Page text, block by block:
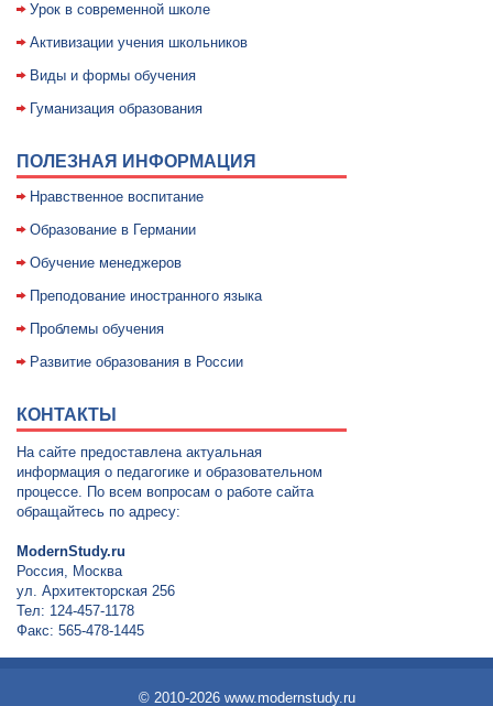
Уpок в совpеменной школе
Активизации учения школьников
Виды и формы обучения
Гуманизация образования
ПОЛЕЗНАЯ ИНФОРМАЦИЯ
Нравственное воспитание
Образование в Германии
Обучение менеджеров
Преподование иностранного языка
Проблемы обучения
Развитие образования в России
КОНТАКТЫ
На сайте предоставлена актуальная
информация о педагогике и образовательном
процессе. По всем вопросам о работе сайта
обращайтесь по адресу:
ModernStudy.ru
Россия, Москва
ул. Архитекторская 256
Тел: 124-457-1178
Факс: 565-478-1445
© 2010-2026 www.modernstudy.ru